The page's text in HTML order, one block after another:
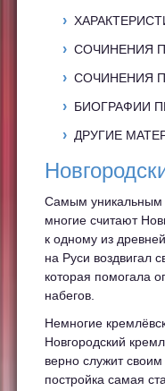
СОЧИНЕНИЯ
СОЧИНЕНИЯ
БИОГРАФИИ
ДРУГИЕ
Самым уникальным
многие считают
к одному из
на Руси воздвигал
которая помогала
набегов.
Немногие
Новгородский
верно служит
постройка самая